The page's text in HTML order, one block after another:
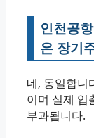
인천공
은 장기
네, 동일합니
이며 실제 입
부과됩니다.